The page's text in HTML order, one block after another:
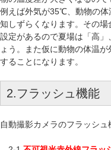
例えば外気が35℃、動物の
知しずらくなります。その
設定があるので夏場は「高
ょう。また仮に動物の体温
することになります。
2.フラッシュ機能
自動撮影カメラのフラッシュ